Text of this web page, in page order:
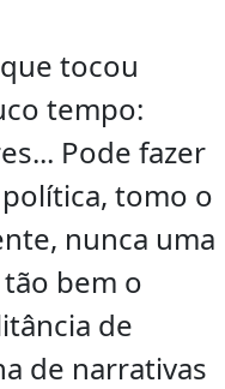
tocou
tempo:
Pode fazer
tomo o
nunca uma
bem o
de
de narrativas